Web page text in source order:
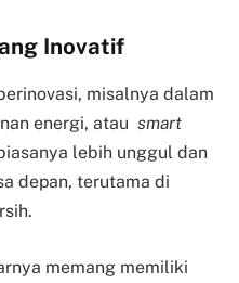
Inovatif
misalnya dalam
energi, atau smart
lebih unggul dan
depan, terutama di
memang memiliki